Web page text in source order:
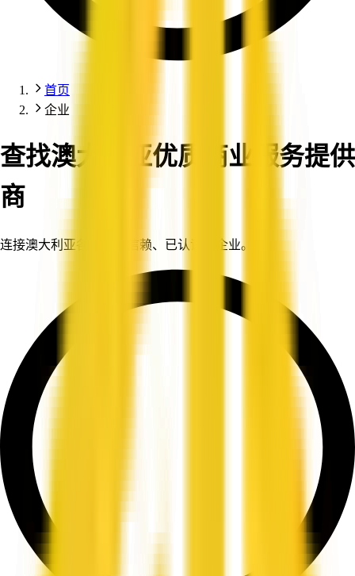
首页
企业
查找澳大利亚优质商业服务提供
商
连接澳大利亚各地值得信赖、已认证的企业。